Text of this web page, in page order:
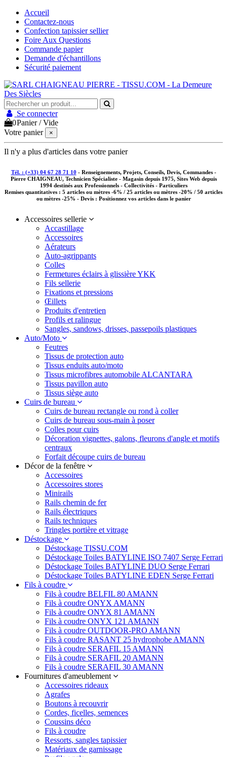
Accueil
Contactez-nous
Confection tapissier sellier
Foire Aux Questions
Commande papier
Demande d'échantillons
Sécurité paiement
Se connecter
0Panier /Vide
Votre panier
×
Il n'y a plus d'articles dans votre panier
Tél. : (+33) 04 67 28 71 10 - Renseignements, Projets, Conseils, Devis, Commandes -
Pierre CHAIGNEAU, Technicien Spécialiste - Magasin depuis 1975, Sites Web depuis
1994 destinés aux Professionnels - Collectivités - Particuliers
Remises quantitatives : 5 articles ou mètres -6% / 25 articles ou mètres -20% / 50 articles
ou mètres -25% - Devis : Positionnez vos articles dans le panier
Accessoires sellerie
Accastillage
Accessoires
Aérateurs
Auto-agrippants
Colles
Fermetures éclairs à glissière YKK
Fils sellerie
Fixations et pressions
Œillets
Produits d'entretien
Profils et ralingue
Sangles, sandows, drisses, passepoils plastiques
Auto/Moto
Feutres
Tissus de protection auto
Tissus enduits auto/moto
Tissus microfibres automobile ALCANTARA
Tissus pavillon auto
Tissus siège auto
Cuirs de bureau
Cuirs de bureau rectangle ou rond à coller
Cuirs de bureau sous-main à poser
Colles pour cuirs
Décoration vignettes, galons, fleurons d'angle et motifs
centraux
Forfait découpe cuirs de bureau
Décor de la fenêtre
Accessoires
Accessoires stores
Minirails
Rails chemin de fer
Rails électriques
Rails techniques
Tringles portière et vitrage
Déstockage
Déstockage TISSU.COM
Déstockage Toiles BATYLINE ISO 7407 Serge Ferrari
Déstockage Toiles BATYLINE DUO Serge Ferrari
Déstockage Toiles BATYLINE EDEN Serge Ferrari
Fils à coudre
Fils à coudre BELFIL 80 AMANN
Fils à coudre ONYX AMANN
Fils à coudre ONYX 81 AMANN
Fils à coudre ONYX 121 AMANN
Fils à coudre OUTDOOR-PRO AMANN
Fils à coudre RASANT 25 hydrophobe AMANN
Fils à coudre SERAFIL 15 AMANN
Fils à coudre SERAFIL 20 AMANN
Fils à coudre SERAFIL 30 AMANN
Fournitures d'ameublement
Accessoires rideaux
Agrafes
Boutons à recouvrir
Cordes, ficelles, semences
Coussins déco
Fils à coudre
Ressorts, sangles tapissier
Matériaux de garnissage